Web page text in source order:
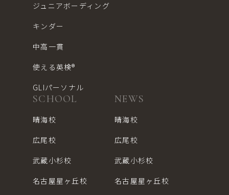
ジュニアボーディング
キンダー
中高一貫
使える英検®︎
GLIパーソナル
SCHOOL
晴海校
広尾校
武蔵小杉校
名古屋星ヶ丘校
NEWS
晴海校
広尾校
武蔵小杉校
名古屋星ヶ丘校